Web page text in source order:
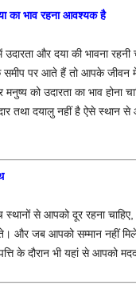
का भाव रहना आवश्यक है
और दया की भावना रहनी
समीप पर आते हैं तो आपके
को उदारता का भाव होना
तथा दयालु नहीं है ऐसे स्थान
से आपको दूर रहना चाहिए,
और जब आपको सम्मान नहीं
के दौरान भी यहां से आपको